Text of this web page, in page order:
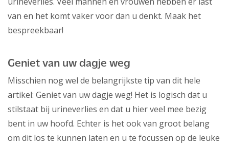
van en het komt vaker voor dan u denkt. Maak het
bespreekbaar!
Geniet van uw dagje weg
Misschien nog wel de belangrijkste tip van dit hele
artikel: Geniet van uw dagje weg! Het is logisch dat u
stilstaat bij urineverlies en dat u hier veel mee bezig
bent in uw hoofd. Echter is het ook van groot belang
om dit los te kunnen laten en u te focussen op de leuke